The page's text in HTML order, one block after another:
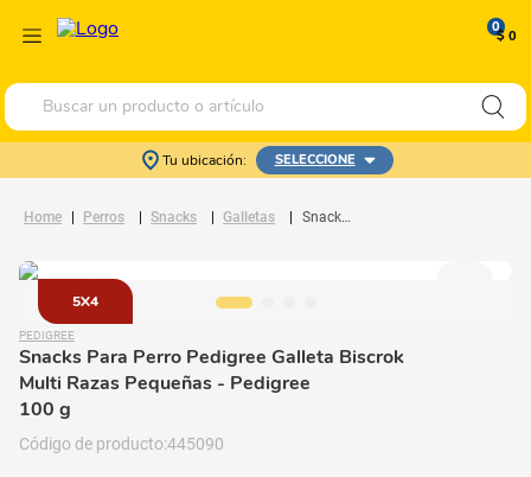
0$ 0
Buscar un producto o artículo
Tu ubicación: SELECCIONE
Perros Snacks Galletas Snacks Para Perro Pedigree Galleta Biscrok Multi Razas Pequeñas
5X4
PEDIGREE
Snacks Para Perro Pedigree Galleta Biscrok
Multi Razas Pequeñas - Pedigree
100 g
445090